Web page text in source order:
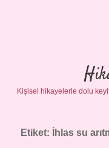
Kişisel hikayelerle dolu
Etiket: İhlas su